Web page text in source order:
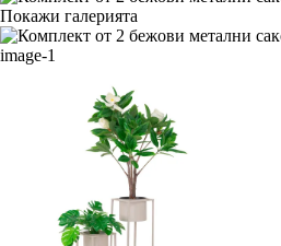
Покажи галерията